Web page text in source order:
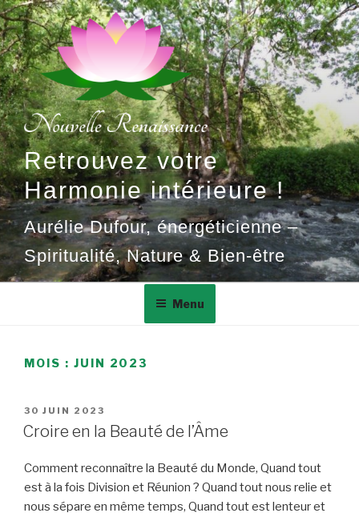
Aller
au
contenu
principal
Retrouvez votre
Harmonie intérieure !
Aurélie Dufour, énergéticienne –
Spiritualité, Nature & Bien-être
Menu
MOIS : JUIN 2023
PUBLIÉ
LE
30 JUIN 2023
Croire en la Beauté de l’Âme
Comment reconnaître la Beauté du Monde, Quand tout
est à la fois Division et Réunion ? Quand tout nous relie et
nous sépare en même temps, Quand tout est lenteur et